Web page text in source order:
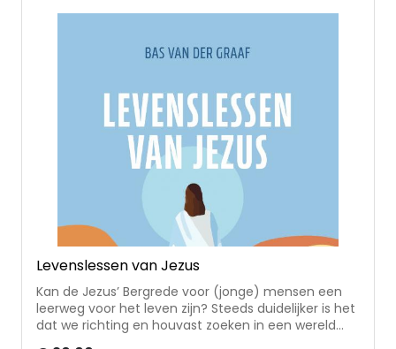
Levenslessen van Jezus
Kan de Jezus’ Bergrede voor (jonge) mensen een
leerweg voor het leven zijn? Steeds duidelijker is het
dat we richting en houvast zoeken in een wereld